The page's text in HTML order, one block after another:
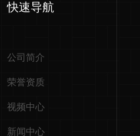
快速导航
公司简介
荣誉资质
视频中心
新闻中心